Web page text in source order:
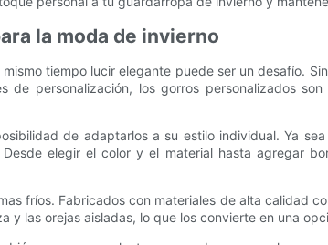
la moda de invierno
tiempo lucir elegante puede ser un desafío.
personalización, los gorros personalizados
de adaptarlos a su estilo individual. Ya
elegir el color y el material hasta agregar
fríos. Fabricados con materiales de alta calidad
y las orejas aisladas, lo que los convierte en una